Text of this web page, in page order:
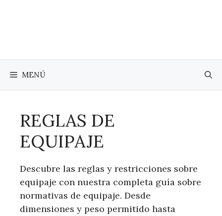
MENÚ
REGLAS DE
EQUIPAJE
Descubre las reglas y restricciones sobre
equipaje con nuestra completa guía sobre
normativas de equipaje. Desde
dimensiones y peso permitido hasta